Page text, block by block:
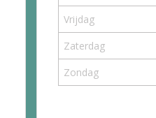
Vrijdag
Zaterdag
Zondag